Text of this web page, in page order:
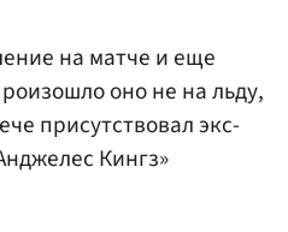
на матче и еще
оно не на льду,
присутствовал экс-
Кингз»